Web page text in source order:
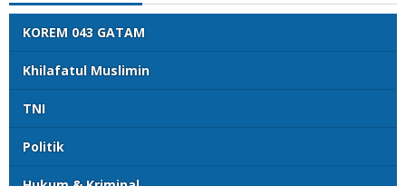
KOREM 043 GATAM
Khilafatul Muslimin
TNI
Politik